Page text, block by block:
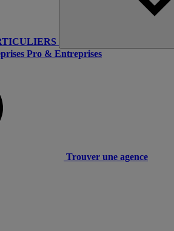
Pro & Entreprises
Trouver une agence